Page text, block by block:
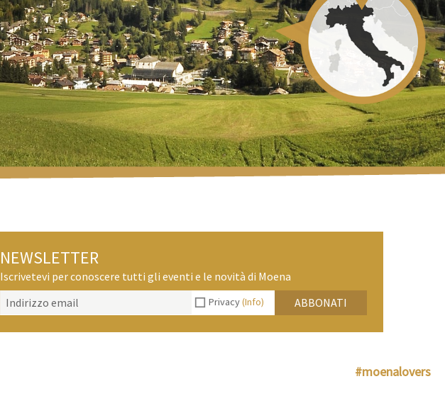
NEWSLETTER
Iscrivetevi per conoscere tutti gli eventi e le novità di Moena
Privacy(Info) ABBONATI
#moenalovers